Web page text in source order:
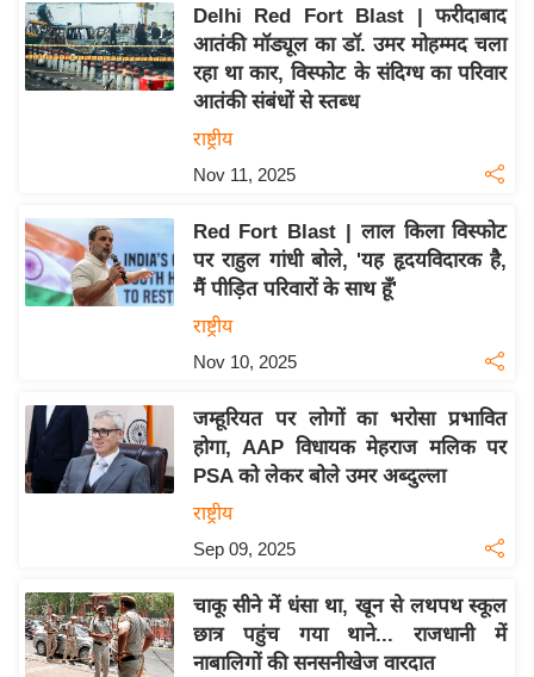
खे
ल
P
L
2
क्रा
इ
म
पे
प
र
Delhi Red Fort Blast | फरीदाबाद
आतंकी मॉड्यूल का डॉ. उमर मोहम्मद चला
रहा था कार, विस्फोट के संदिग्ध का परिवार
आतंकी संबंधों से स्तब्ध
राष्ट्रीय
Nov 11, 2025
Red Fort Blast | लाल किला विस्फोट
पर राहुल गांधी बोले, 'यह हृदयविदारक है,
मैं पीड़ित परिवारों के साथ हूँ'
राष्ट्रीय
Nov 10, 2025
जम्हूरियत पर लोगों का भरोसा प्रभावित
होगा, AAP विधायक मेहराज मलिक पर
PSA को लेकर बोले उमर अब्दुल्ला
राष्ट्रीय
Sep 09, 2025
चाकू सीने में धंसा था, खून से लथपथ स्कूल
छात्र पहुंच गया थाने... राजधानी में
नाबालिगों की सनसनीखेज वारदात